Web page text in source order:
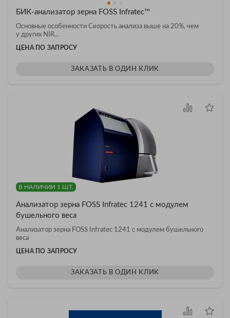
БИК-анализатор зерна FOSS Infratec™
Основные особенности Скорость анализа выше на 20%, чем
у других NIR...
ЦЕНА ПО ЗАПРОСУ
ЗАКАЗАТЬ В ОДИН КЛИК
В НАЛИЧИИ 1 ШТ.
Анализатор зерна FOSS Infratec 1241 с модулем
бушельного веса
Анализатор зерна FOSS Infratec 1241 с модулем бушельного
веса
ЦЕНА ПО ЗАПРОСУ
ЗАКАЗАТЬ В ОДИН КЛИК